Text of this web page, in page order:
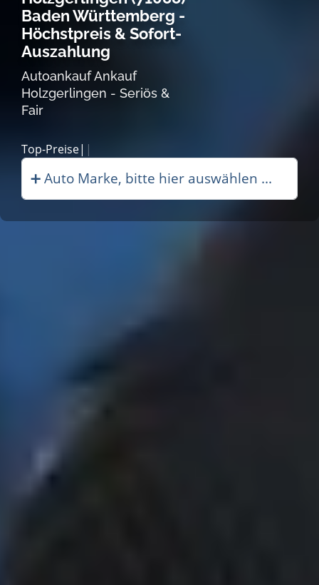
Baden Württemberg -
Höchstpreis & Sofort-
Auszahlung
Autoankauf Ankauf
Holzgerlingen - Seriös &
Fair
Autoan|